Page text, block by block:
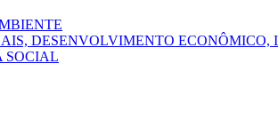
DESENVOLVIMENTO ECONÔMICO,
SOCIAL